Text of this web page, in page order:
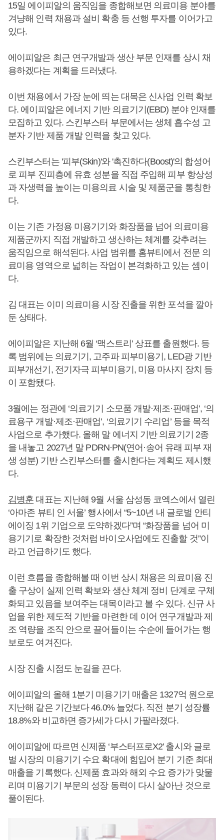
15일 에이피알의 움직임을 종합해보면 의료미용 분야를
겨냥해 인력 채용과 설비 확충 등 선행 투자를 이어가고
있다.
에이피알은 최근 연구개발과 생산 부문 인재를 상시 채
용하겠다는 계획을 드러냈다.
이번 채용에서 가장 눈에 띄는 대목은 신사업 인력 확보
다. 에이피알은 에너지 기반 의료기기(EBD) 분야 인재를
모집하고 있다. 스킨부스터 부문에서는 생체 흡수성 고
분자 기반 제품 개발 인력을 찾고 있다.
스킨부스터는 '피부(Skin)'와 '촉진하다(Boost)'의 합성어
로 피부 진피층에 유효 성분을 직접 주입해 피부 항상성
과 자생력을 높이는 미용의료 시술 및 제품군을 통칭한
다.
이는 기존 가정용 미용기기와 화장품을 넘어 의료미용
제품군까지 직접 개발하고 생산하는 체계를 갖추려는
움직임으로 해석된다. 사업 범위를 홈뷰티에서 전문 의
료미용 영역으로 넓히는 작업이 본격화하고 있는 셈이
다.
김 대표는 이미 의료미용 시장 진출을 위한 포석을 깔아
둔 상태다.
에이피알은 지난해 6월 ‘맥스트리’ 상표를 출원했다. 등
록 범위에는 의료기기, 고주파 피부미용기, LED광 기반
피부개선기, 전기자극 피부미용기, 미용 마사지 장치 등
이 포함됐다.
3월에는 정관에 ‘의료기기 소모품 개발·제조·판매업’, ‘의
료용구 개발·제조·판매업’, ‘의료기기 수리업’ 등을 목적
사업으로 추가했다. 올해 말 에너지 기반 의료기기 2종
을 내놓고 2027년 말 PDRN·PN(연어·송어 유래 피부 재
생 성분) 기반 스킨부스터를 출시한다는 계획도 제시했
다.
김병훈 대표는 지난해 9월 서울 삼성동 코엑스에서 열린
‘아마존 뷰티 인 서울’ 행사에서 “5~10년 내 글로벌 안티
에이징 1위 기업으로 도약하겠다”며 “화장품을 넘어 미
용기기로 확장한 것처럼 바이오사업에도 진출할 것”이
라고 언급하기도 했다.
이런 흐름을 종합해볼 때 이번 상시 채용은 의료미용 진
출 구상이 실제 인력 확보와 생산 체계 정비 단계로 구체
화되고 있음을 보여주는 대목이라고 볼 수 있다. 신규 사
업을 위한 제도적 기반을 마련한 데 이어 연구개발과 제
조 역량을 조직 안으로 끌어들이는 수순에 들어가는 행
보로도 여겨진다.
시장 진출 시점도 눈길을 끈다.
에이피알의 올해 1분기 미용기기 매출은 1327억 원으로
지난해 같은 기간보다 46.0% 늘었다. 직전 분기 성장률
18.8%와 비교하면 증가세가 다시 가팔라졌다.
에이피알에 따르면 신제품 ‘부스터프로X2’ 출시와 글로
벌 시장의 미용기기 수요 확대에 힘입어 분기 기준 최대
매출을 기록했다. 신제품 효과와 해외 수요 증가가 맞물
리며 미용기기 부문의 성장 동력이 다시 살아난 것으로
풀이된다.